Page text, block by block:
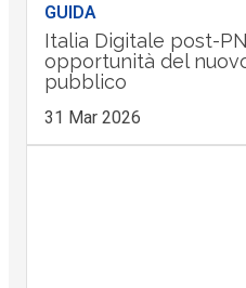
GUIDA
Italia Digitale post-
opportunità del
pubblico
31 Mar 2026